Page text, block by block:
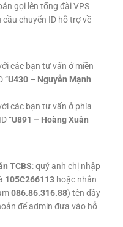
gọi lên tổng đài VPS
chuyển ID hỗ trợ về
các bạn tư vấn ở miền
“U430 – Nguyễn Mạnh
các bạn tư vấn ở phía
“U891 – Hoàng Xuân
TCBS: quý anh chị nhập
105C266113 hoặc nhắn
086.86.316.88) tên đầy
để admin đưa vào hỗ